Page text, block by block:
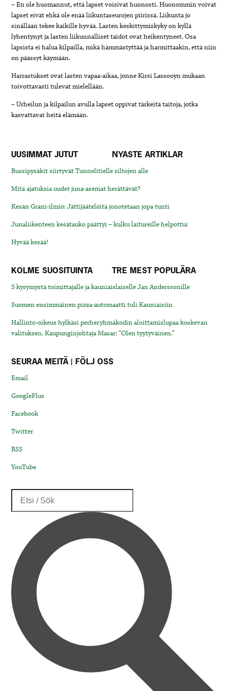
– En ole huomannut, että lapset voisivat huonosti. Huonommin voivat
lapset eivät ehkä ole enää liikuntaseurojen piirissä. Liikunta jo
sinällään tekee kaikille hyvää. Lasten keskittymiskyky on kyllä
lyhentynyt ja lasten liikunnalliset taidot ovat heikentyneet. Osa
lapsista ei halua kilpailla, mikä hämmästyttää ja harmittaakin, että niin
on päässyt käymään.
Harrastukset ovat lasten vapaa-aikaa, jonne Kirsi Lassooyn mukaan
toivottavasti tulevat mielellään.
– Urheilun ja kilpailun avulla lapset oppivat tärkeitä taitoja, jotka
kasvattavat heitä elämään.
UUSIMMAT JUTUT NYASTE ARTIKLAR
Bussipysäkit siirtyvät Tunnelitielle siltojen alle
Mitä ajatuksia uudet juna-asemat herättävät?
Kesän Grani-ilmiö: Jättijäätelöitä jonotetaan jopa tunti
Junaliikenteen kesätauko päättyi – kulku laitureille helpottui
Hyvää kesää!
KOLME SUOSITUINTA TRE MEST POPULÄRA
5 kysymystä toimittajalle ja kauniaislaiselle Jan Anderssonille
Suomen ensimmäinen pizza-automaatti tuli Kauniaisiin
Hallinto-oikeus hylkäsi perheryhmäkodin aloittamislupaa koskevan
valituksen. Kaupunginjohtaja Masar: “Olen tyytyväinen.”
SEURAA MEITÄ | FÖLJ OSS
Email
GooglePlus
Facebook
Twitter
RSS
YouTube